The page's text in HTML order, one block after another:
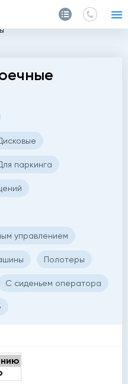
паркинга
управлением
Полотеры
С сиденьем оператора